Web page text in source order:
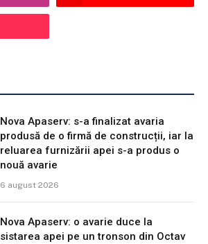
Nova Apaserv: s-a finalizat avaria
produsă de o firmă de construcții, iar la
reluarea furnizării apei s-a produs o
nouă avarie
6 august 2026
Nova Apaserv: o avarie duce la
sistarea apei pe un tronson din Octav